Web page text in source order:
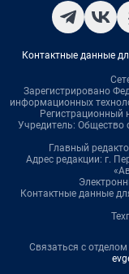
Контактные данные
Зарегистрировано
информационных
Учредитель: Общество
Главный
Адрес редакции: г.
Контактные данные
Связаться с